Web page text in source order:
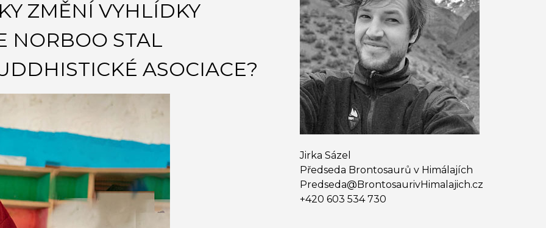
ZMĚNÍ VYHLÍDKY
NORBOO STAL
ASOCIACE?
Jirka Sázel
Předseda Brontosaurů v Himálajích
Predseda@​BrontosaurivHimalajich.cz
+420 603 534 730